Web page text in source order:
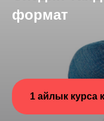
формат
1 айлык курса